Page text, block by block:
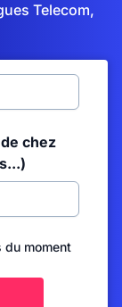
Telecom,
chez
du moment